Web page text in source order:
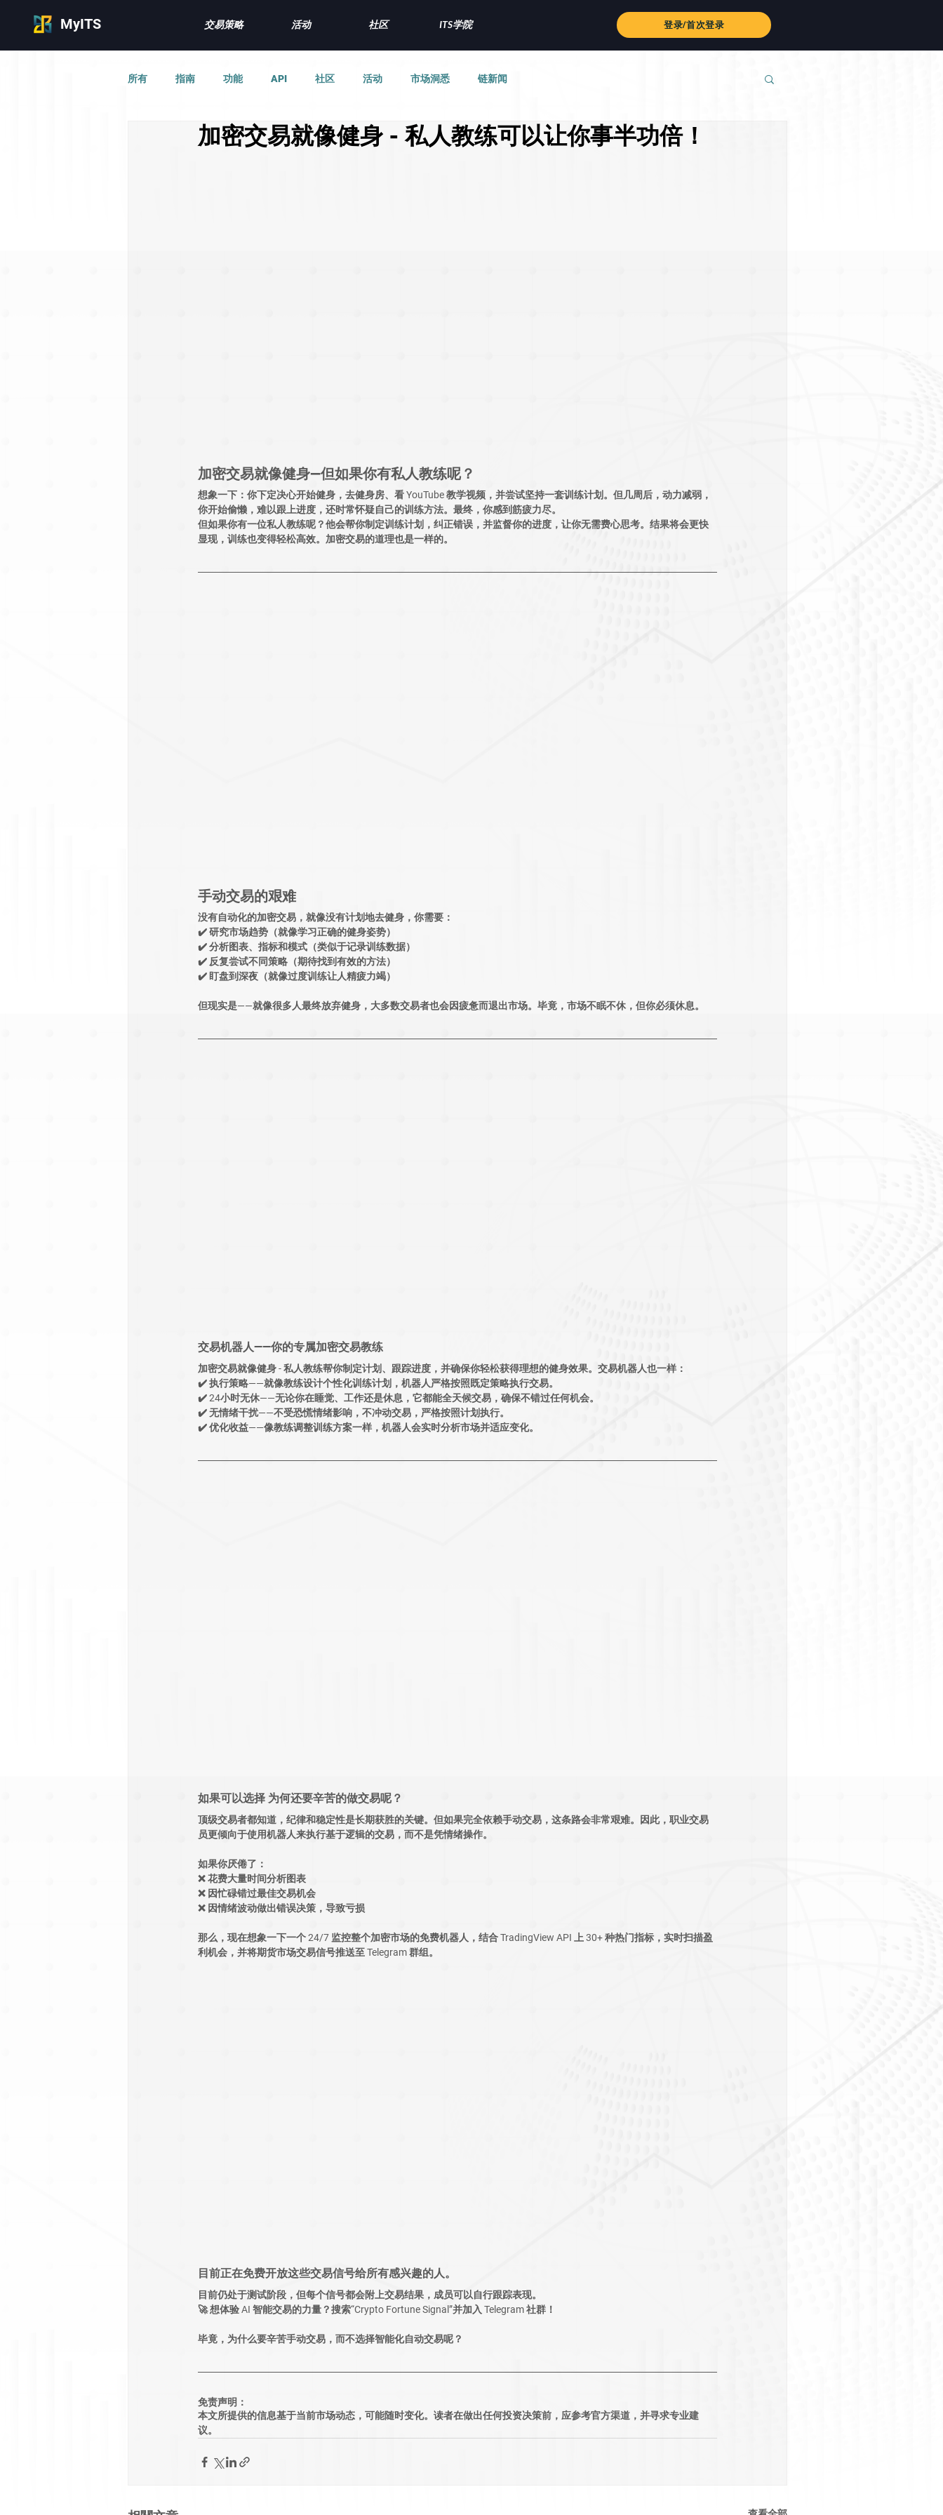
MyITS 交易策略 活动 社区 ITS学院 登录/首次登录
所有 指南 功能 API 社区 活动 市场洞悉 链新闻
加密交易就像健身 - 私人教练可以让你事半功倍！
加密交易就像健身—但如果你有私人教练呢？
想象一下：你下定决心开始健身，去健身房、看 YouTube 教学视频，并尝试坚持一套训练计划。但几周后，动力减弱，
你开始偷懒，难以跟上进度，还时常怀疑自己的训练方法。最终，你感到筋疲力尽。
但如果你有一位私人教练呢？他会帮你制定训练计划，纠正错误，并监督你的进度，让你无需费心思考。结果将会更快
显现，训练也变得轻松高效。加密交易的道理也是一样的。
手动交易的艰难
没有自动化的加密交易，就像没有计划地去健身，你需要：
✔️ 研究市场趋势（就像学习正确的健身姿势）
✔️ 分析图表、指标和模式（类似于记录训练数据）
✔️ 反复尝试不同策略（期待找到有效的方法）
✔️ 盯盘到深夜（就像过度训练让人精疲力竭）
但现实是——就像很多人最终放弃健身，大多数交易者也会因疲惫而退出市场。毕竟，市场不眠不休，但你必须休息。
交易机器人——你的专属加密交易教练
加密交易就像健身 - 私人教练帮你制定计划、跟踪进度，并确保你轻松获得理想的健身效果。交易机器人也一样：
✔️ 执行策略——就像教练设计个性化训练计划，机器人严格按照既定策略执行交易。
✔️ 24小时无休——无论你在睡觉、工作还是休息，它都能全天候交易，确保不错过任何机会。
✔️ 无情绪干扰——不受恐慌情绪影响，不冲动交易，严格按照计划执行。
✔️ 优化收益——像教练调整训练方案一样，机器人会实时分析市场并适应变化。
如果可以选择 为何还要辛苦的做交易呢？
顶级交易者都知道，纪律和稳定性是长期获胜的关键。但如果完全依赖手动交易，这条路会非常艰难。因此，职业交易
员更倾向于使用机器人来执行基于逻辑的交易，而不是凭情绪操作。
如果你厌倦了：
❌ 花费大量时间分析图表
❌ 因忙碌错过最佳交易机会
❌ 因情绪波动做出错误决策，导致亏损
那么，现在想象一下一个 24/7 监控整个加密市场的免费机器人，结合 TradingView API 上 30+ 种热门指标，实时扫描盈
利机会，并将期货市场交易信号推送至 Telegram 群组。
目前正在免费开放这些交易信号给所有感兴趣的人。
目前仍处于测试阶段，但每个信号都会附上交易结果，成员可以自行跟踪表现。
🚀 想体验 AI 智能交易的力量？搜索“Crypto Fortune Signal”并加入 Telegram 社群！
毕竟， 为什么要辛苦手动交易，而不选择智能化自动交易呢？
免责声明：
本文所提供的信息基于当前市场动态，可能随时变化。读者在做出任何投资决策前，应参考官方渠道，并寻求专业建
议。